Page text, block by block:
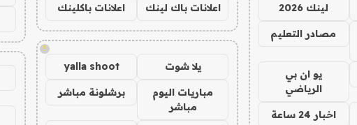
لينك 2026
مصادر التعليم
يو ان بي
الرياضي
اخبار 24 ساعة
اعلانات باك لينك اعلانات باكلينك
!
يلا شوت yalla shoot
مباريات اليوم
مباشر
برشلونة مباشر